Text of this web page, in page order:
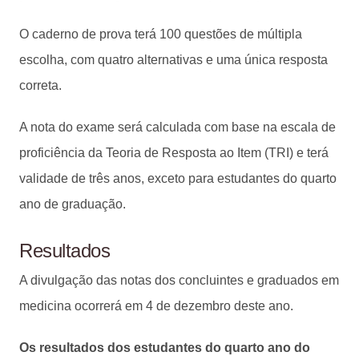
O caderno de prova terá 100 questões de múltipla
escolha, com quatro alternativas e uma única resposta
correta.
A nota do exame será calculada com base na escala de
proficiência da Teoria de Resposta ao Item (TRI) e terá
validade de três anos, exceto para estudantes do quarto
ano de graduação.
Resultados
A divulgação das notas dos concluintes e graduados em
medicina ocorrerá em 4 de dezembro deste ano.
Os resultados dos estudantes do quarto ano do